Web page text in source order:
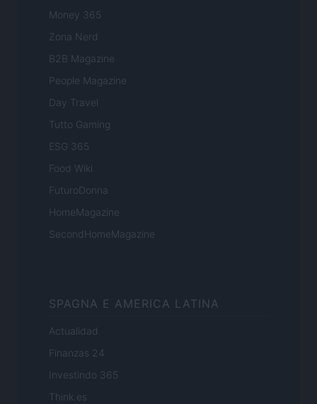
Money 365
Zona Nerd
B2B Magazine
People Magazine
Day Travel
Tutto Gaming
ESG 365
Food Wiki
FuturoDonna
HomeMagazine
SecondHomeMagazine
SPAGNA E AMERICA LATINA
Actualidad
Finanzas 24
Investindo 365
Think.es